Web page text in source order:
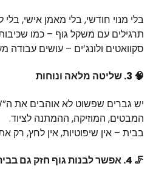
בלי מנוי חודשי, בלי מאמן אישי,
תרגילים עם משקל גוף – כמו
סקוואטים ולונג’ים – עושים עבודה
🧠 3.
שליטה מלאה ונוחות
יש גברים שפשוט לא אוהבים את ה”SHOW” של חדר כושר:
המבטים, המוזיקה, ההמתנה לציוד.
בבית – אין שיפוטיות, אין לחץ, רק
🦵 4.
אפשר לבנות גוף חזק גם